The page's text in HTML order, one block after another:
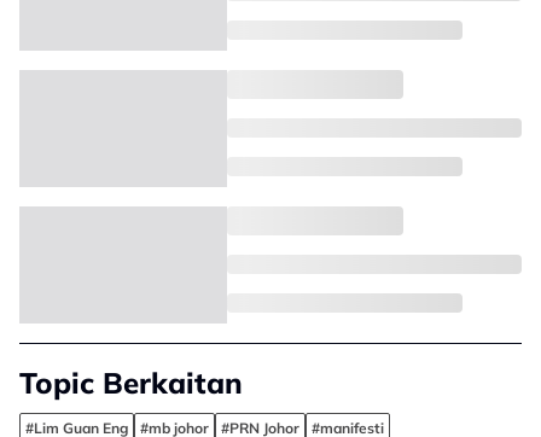
Topic Berkaitan
#Lim Guan Eng #mb johor #PRN Johor #manifesti